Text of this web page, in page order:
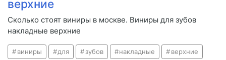
верхние
Сколько стоят виниры в москве. Виниры для зубов
накладные верхние
виниры для зубов накладные верхние